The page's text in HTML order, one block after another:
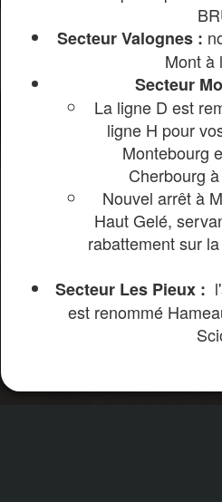
Secteur Valognes : n
Mont à
Secteur
La ligne D est
ligne H pour
Montebourg
Cherbourg
Nouvel arrêt à
Haut Gelé,
rabattement sur
Secteur Les Pieux : l
est renommé